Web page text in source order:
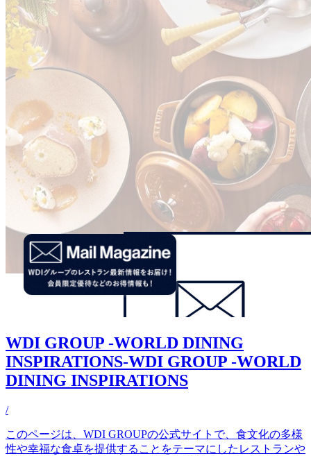
WDI GROUP -WORLD DINING
INSPIRATIONS-WDI GROUP -WORLD
DINING INSPIRATIONS
/
このページは、WDI GROUPの公式サイトで、食文化の多様
性や幸福な食卓を提供することをテーマにしたレストランや